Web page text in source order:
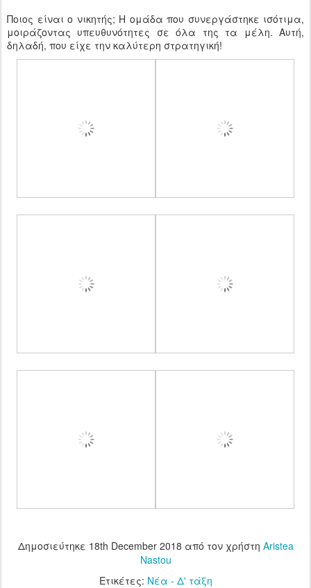
Ποιος είναι ο νικητής; Η ομάδα που συνεργάστηκε ισότιμα,
μοιράζοντας υπευθυνότητες σε όλα της τα μέλη. Αυτή,
δηλαδή, που είχε την καλύτερη στρατηγική!
Δημοσιεύτηκε 18th December 2018 από τον χρήστη Aristea
Nastou
Ετικέτες: Νέα - Δ' τάξη